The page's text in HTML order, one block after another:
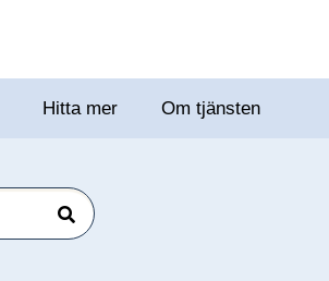
Hitta mer Om tjänsten
Sök